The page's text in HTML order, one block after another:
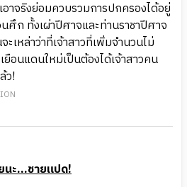
อาจริงย่อมควบรวมการปกครองได้อยู่
ศึก ทั้งเผ่าปีศาจและท่านราชาปีศาจ
เหล่าว่าที่เจ้าสาวที่เพิ่มจำนวนไม่
ยือนแดนใหม่เป็นต้องได้เจ้าสาวคน
ว!
นะ...ชายแปด!